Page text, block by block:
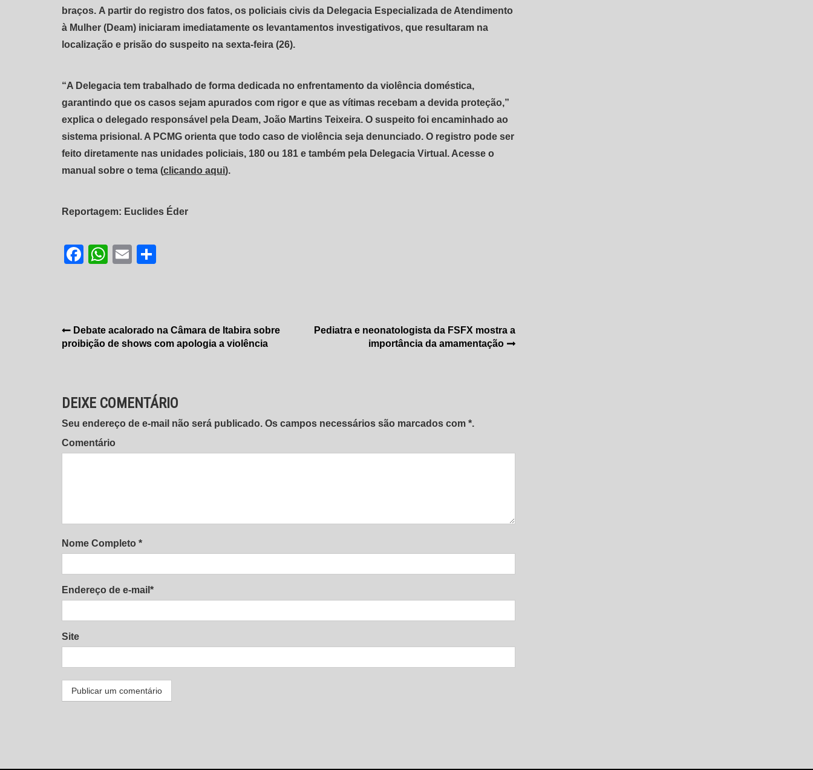
braços. A partir do registro dos fatos, os policiais civis da Delegacia Especializada de Atendimento
à Mulher (Deam) iniciaram imediatamente os levantamentos investigativos, que resultaram na
localização e prisão do suspeito na sexta-feira (26).
“A Delegacia tem trabalhado de forma dedicada no enfrentamento da violência doméstica,
garantindo que os casos sejam apurados com rigor e que as vítimas recebam a devida proteção,”
explica o delegado responsável pela Deam, João Martins Teixeira. O suspeito foi encaminhado ao
sistema prisional. A PCMG orienta que todo caso de violência seja denunciado. O registro pode ser
feito diretamente nas unidades policiais, 180 ou 181 e também pela Delegacia Virtual. Acesse o
manual sobre o tema (clicando aqui).
Reportagem: Euclides Éder
Facebook
WhatsApp
Email
Navegação
de
Debate acalorado na Câmara de Itabira sobre
proibição de shows com apologia a violência
Pediatra e neonatologista da FSFX mostra a
importância da amamentação
DEIXE COMENTÁRIO
Seu endereço de e-mail não será publicado. Os campos necessários são marcados com *.
Comentário
Nome Completo *
Endereço de e-mail*
Site